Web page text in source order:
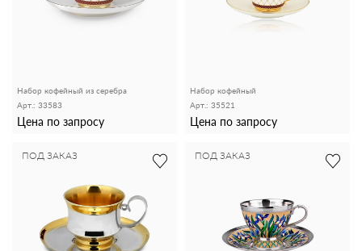
Набор кофейный из серебра
Арт.: 33583
Цена по запросу
Набор кофейный
Арт.: 35521
Цена по запросу
ПОД ЗАКАЗ ПОД ЗАКАЗ